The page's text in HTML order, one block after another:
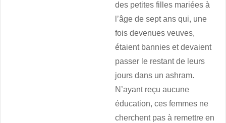
des petites filles mariées à
l’âge de sept ans qui, une
fois devenues veuves,
étaient bannies et devaient
passer le restant de leurs
jours dans un ashram.
N’ayant reçu aucune
éducation, ces femmes ne
cherchent pas à remettre en